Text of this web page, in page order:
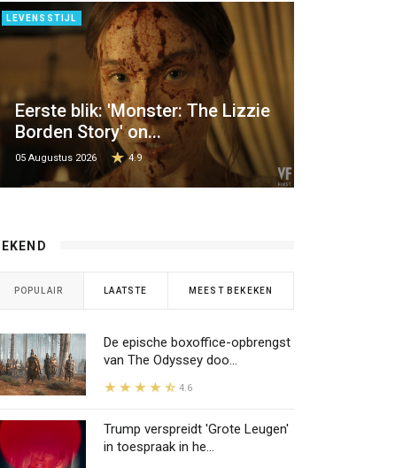
LEVENSSTIJL
Eerste blik: 'Monster: The Lizzie
Borden Story' on...
05 Augustus 2026 4.9
POPULAIR LAATSTE MEEST BEKEKEN
De epische boxoffice-opbrengst
van The Odyssey doo...
4.6
Trump verspreidt 'Grote Leugen'
in toespraak in he...